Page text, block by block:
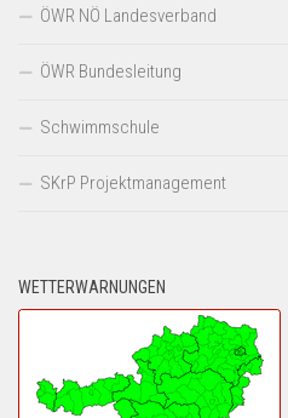
ÖWR NÖ Landesverband
ÖWR Bundesleitung
Schwimmschule
SKrP Projektmanagement
WETTERWARNUNGEN